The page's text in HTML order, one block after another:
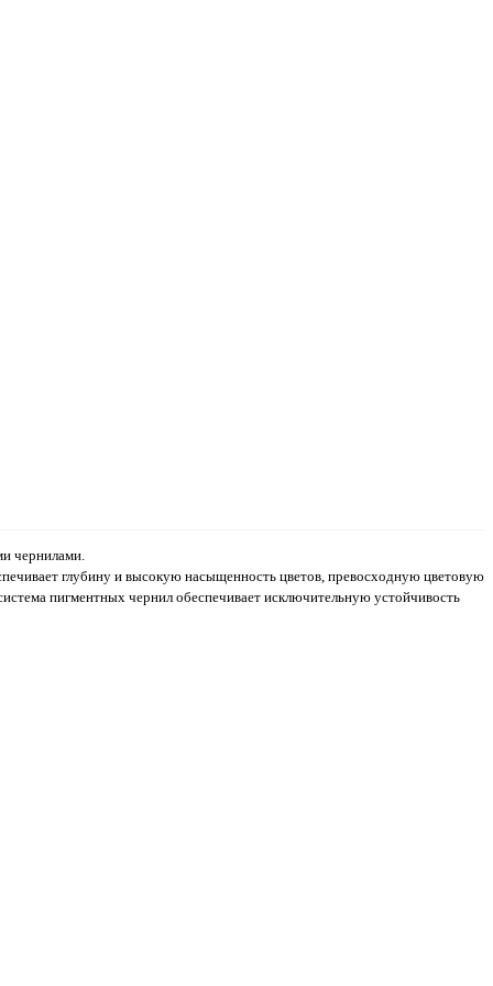
чернилами.
глубину и высокую насыщенность цветов, превосходную цветовую
пигментных чернил обеспечивает исключительную устойчивость